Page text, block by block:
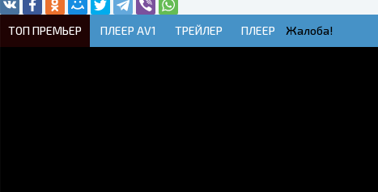
ТОП ПРЕМЬЕР ПЛЕЕР AV1 ТРЕЙЛЕР ПЛЕЕР Жалоба!